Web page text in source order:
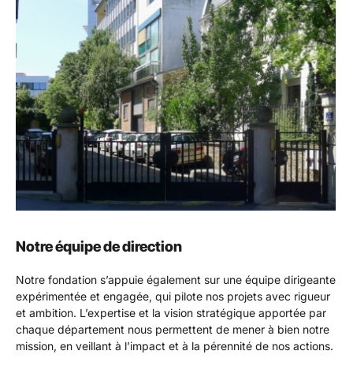
Notre équipe de direction
Notre fondation s’appuie également sur une équipe dirigeante
expérimentée et engagée, qui pilote nos projets avec rigueur
et ambition. L’expertise et la vision stratégique apportée par
chaque département nous permettent de mener à bien notre
mission, en veillant à l’impact et à la pérennité de nos actions.